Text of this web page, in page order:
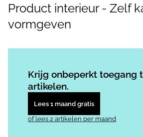
Product interieur - Zelf
vormgeven
Krijg onbeperkt toegang
artikelen.
Lees 1 maand gratis
of lees 2 artikelen per maand